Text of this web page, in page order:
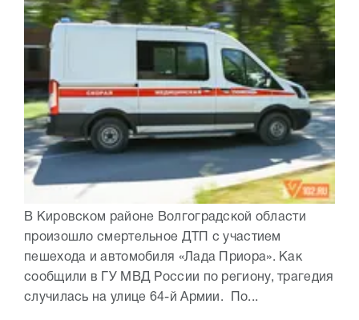
В Кировском районе Волгоградской области
произошло смертельное ДТП с участием
пешехода и автомобиля «Лада Приора». Как
сообщили в ГУ МВД России по региону, трагедия
случилась на улице 64-й Армии. По...